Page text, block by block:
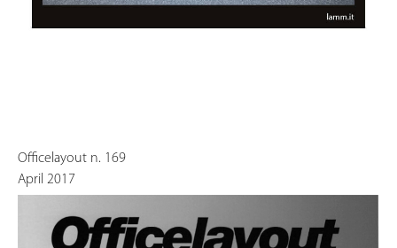
Officelayout n. 169
April 2017